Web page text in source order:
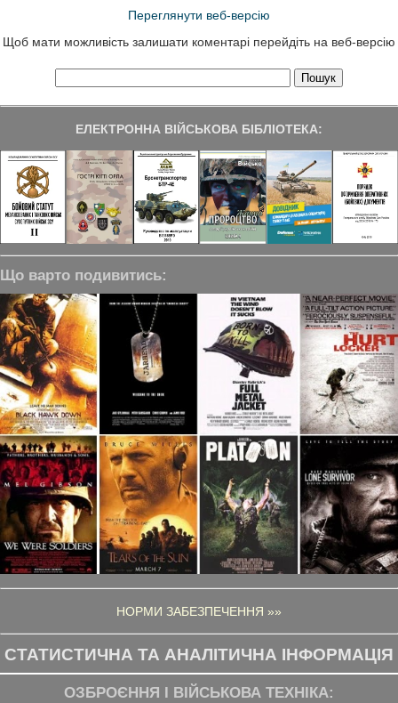
Переглянути веб-версію
Щоб мати можливість залишати коментарі перейдіть на веб-версію
ЕЛЕКТРОННА ВІЙСЬКОВА БІБЛІОТЕКА:
Що варто подивитись:
НОРМИ ЗАБЕЗПЕЧЕННЯ »»
СТАТИСТИЧНА ТА АНАЛІТИЧНА ІНФОРМАЦІЯ
ОЗБРОЄННЯ І ВІЙСЬКОВА ТЕХНІКА: